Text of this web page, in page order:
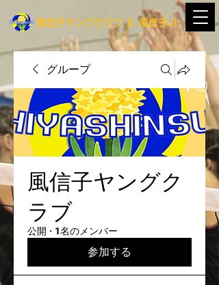
​風信子ヤングクラブ＆ ​風信子Jr
グループ
風信子ヤングク
ラブ
公開 · 1名のメンバー
参加する